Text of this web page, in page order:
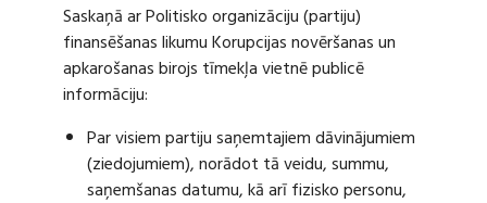
Saskaņā ar Politisko organizāciju (partiju)
finansēšanas likumu Korupcijas novēršanas un
apkarošanas birojs tīmekļa vietnē publicē
informāciju:
Par visiem partiju saņemtajiem dāvinājumiem
(ziedojumiem), norādot tā veidu, summu,
saņemšanas datumu, kā arī fizisko personu,